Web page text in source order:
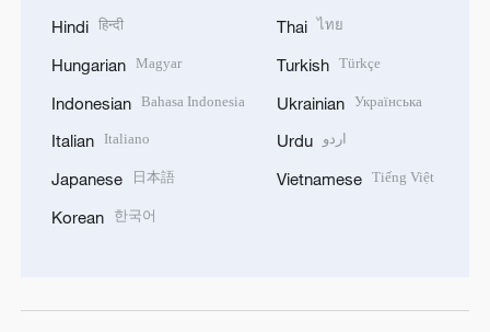
Hindi हिन्दी
Hungarian Magyar
Indonesian Bahasa Indonesia
Italian Italiano
Japanese 日本語
Korean 한국어
Thai ไทย
Turkish Türkçe
Ukrainian Українська
Urdu اردو
Vietnamese Tiếng Việt